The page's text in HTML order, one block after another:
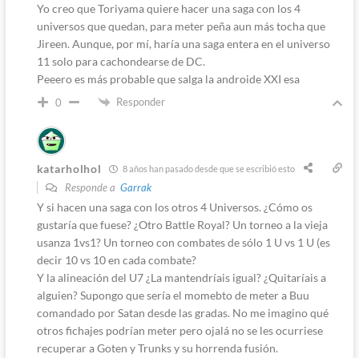
Yo creo que Toriyama quiere hacer una saga con los 4
universos que quedan, para meter peña aun más tocha que
Jireen. Aunque, por mí, haría una saga entera en el universo
11 solo para cachondearse de DC.
Peeero es más probable que salga la androide XXI esa
0 Responder
katarholhol 8 años han pasado desde que se escribió esto
Responde a Garrak
Y si hacen una saga con los otros 4 Universos. ¿Cómo os
gustaría que fuese? ¿Otro Battle Royal? Un torneo a la vieja
usanza 1vs1? Un torneo con combates de sólo 1 U vs 1 U (es
decir 10 vs 10 en cada combate?
Y la alineación del U7 ¿La mantendríais igual? ¿Quitaríais a
alguien? Supongo que sería el momebto de meter a Buu
comandado por Satan desde las gradas. No me imagino qué
otros fichajes podrían meter pero ojalá no se les ocurriese
recuperar a Goten y Trunks y su horrenda fusión.